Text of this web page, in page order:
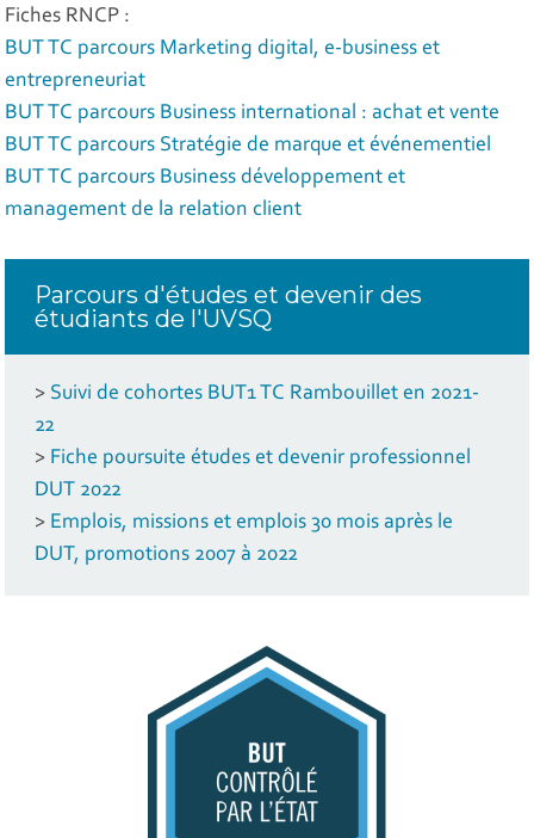
Fiches RNCP :
BUT TC parcours Marketing digital, e-business et
entrepreneuriat
BUT TC parcours Business international : achat et vente
BUT TC parcours Stratégie de marque et événementiel
BUT TC parcours Business développement et
management de la relation client
Parcours d'études et devenir des
étudiants de l'UVSQ
> Suivi de cohortes BUT1 TC Rambouillet en 2021-
22
> Fiche poursuite études et devenir professionnel
DUT 2022
> Emplois, missions et emplois 30 mois après le
DUT, promotions 2007 à 2022